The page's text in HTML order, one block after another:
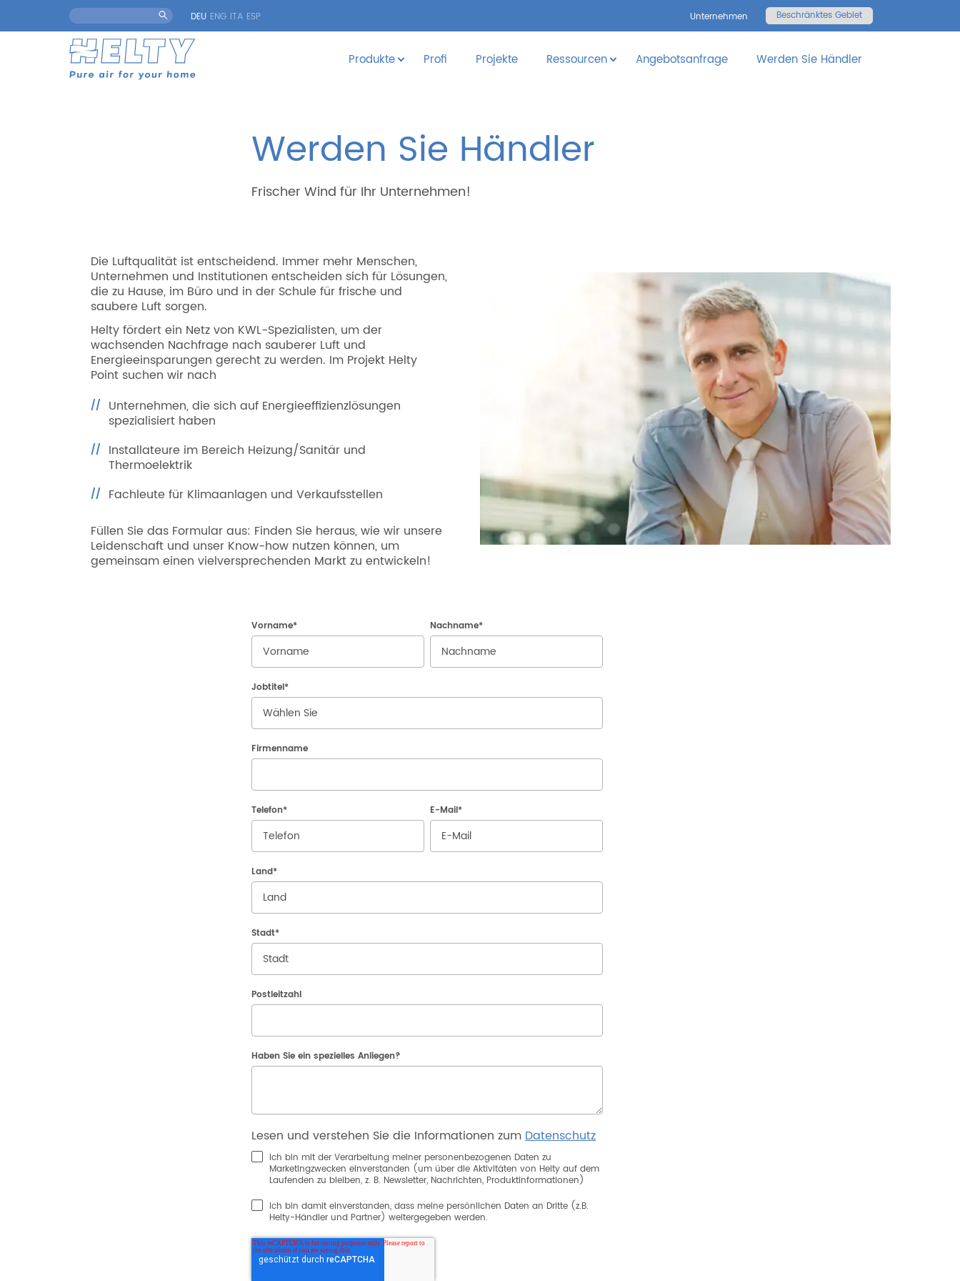
DEU ENG ITA ESP Unternehmen Beschränktes Gebiet
Produkte Profi Projekte Ressourcen Angebotsanfrage Werden Sie Händler
Werden Sie Händler
Frischer Wind für Ihr Unternehmen!
Die Luftqualität ist entscheidend. Immer mehr Menschen,
Unternehmen und Institutionen entscheiden sich für Lösungen,
die zu Hause, im Büro und in der Schule für frische und
saubere Luft sorgen.
Helty fördert ein Netz von KWL-Spezialisten, um der
wachsenden Nachfrage nach sauberer Luft und
Energieeinsparungen gerecht zu werden. Im Projekt Helty
Point suchen wir nach
Unternehmen, die sich auf Energieeffizienzlösungen
spezialisiert haben
Installateure im Bereich Heizung/Sanitär und
Thermoelektrik
Fachleute für Klimaanlagen und Verkaufsstellen
Füllen Sie das Formular aus: Finden Sie heraus, wie wir unsere
Leidenschaft und unser Know-how nutzen können, um
gemeinsam einen vielversprechenden Markt zu entwickeln!
Vorname* Nachname*
Jobtitel*
Firmenname
Telefon* E-Mail*
Land*
Stadt*
Postleitzahl
Haben Sie ein spezielles Anliegen?
Lesen und verstehen Sie die Informationen zumDatenschutz
Ich bin mit der Verarbeitung meiner personenbezogenen Daten zu
Marketingzwecken einverstanden (um über die Aktivitäten von Helty auf dem
Laufenden zu bleiben, z. B. Newsletter, Nachrichten, Produktinformationen)
Ich bin damit einverstanden, dass meine persönlichen Daten an Dritte (z.B.
Helty-Händler und Partner) weitergegeben werden.